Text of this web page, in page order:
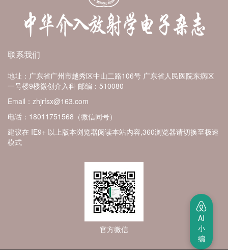
联系我们
地址：广东省广州市越秀区中山二路106号 广东省人民医院东病区
一号楼9楼微创介入科 邮编：510080
Email：zhjrfsx@163.com
电话：18011751568（微信同号）
建议在 IE9+ 以上版本浏览器阅读本站内容,360浏览器请切换至极速
模式
官方微信
AI
小
编